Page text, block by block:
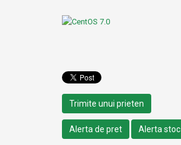
Trimite unui prieten
Alerta de pret Alerta stoc